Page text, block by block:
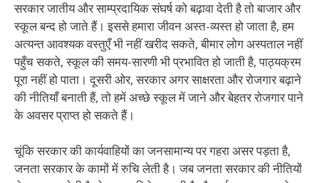
सरकार जातीय और साम्प्रदायिक संघर्ष को बढ़ावा देती है तो बाजार और
स्कूल बन्द हो जाते हैं। इससे हमारा जीवन अस्त-व्यस्त हो जाता है, हम
अत्यन्त आवश्यक वस्तुएँ भी नहीं खरीद सकते, बीमार लोग अस्पताल नहीं
पहुँच सकते, स्कूल की समय-सारणी भी प्रभावित हो जाती है, पाठ्यक्रम
पूरा नहीं हो पाता। दूसरी ओर, सरकार अगर साक्षरता और रोजगार बढ़ाने
की नीतियाँ बनाती हैं, तो हमें अच्छे स्कूल में जाने और बेहतर रोजगार पाने
के अवसर प्राप्त हो सकते हैं।
चूंकि सरकार की कार्यवाहियों का जनसामान्य पर गहरा असर पड़ता है,
जनता सरकार के कामों में रुचि लेती है। जब जनता सरकार की नीतियों